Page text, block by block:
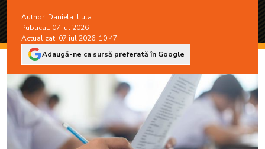
Author: Daniela Iliuta
Publicat: 07 iul 2026
Actualizat: 07 iul 2026, 10:47
Adaugă-ne ca sursă preferată în Google